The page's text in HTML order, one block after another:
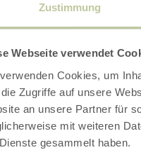
Zustimmung
Webseite verwendet
Cookies, um
die Zugriffe auf unsere
an unsere Partner für
mit weiteren
gesammelt haben.